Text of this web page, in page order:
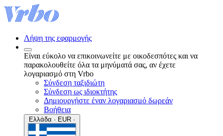
Λήψη της εφαρμογής
Είναι εύκολο να επικοινωνείτε με οικοδεσπότες και να
παρακολουθείτε όλα τα μηνύματά σας, αν έχετε
λογαριασμό στη Vrbo
Σύνδεση ταξιδιώτη
Σύνδεση ως ιδιοκτήτης
Δημιουργήστε έναν λογαριασμό δωρεάν
Βοήθεια